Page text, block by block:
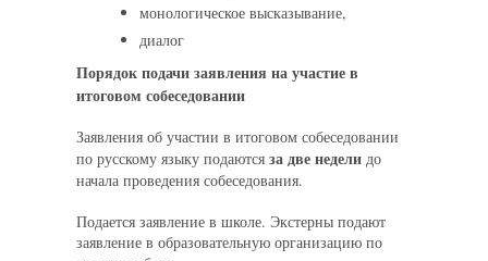
монологическое высказывание,
диалог
Порядок подачи заявления на участие в
итоговом собеседовании
Заявления об участии в итоговом собеседовании
по русскому языку подаются за две недели до
начала проведения собеседования.
Подается заявление в школе. Экстерны подают
заявление в образовательную организацию по